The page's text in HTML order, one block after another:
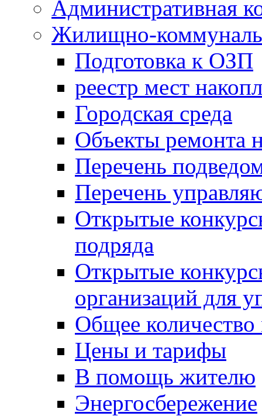
Административная
Жилищно-
Подготовка к ОЗП
реестр мест
Городская среда
Объекты ремонта
Перечень
Перечень
Открытые
подряда
Открытые
организаций для
Общее
Цены и тарифы
В помощь жителю
Энергосбережение